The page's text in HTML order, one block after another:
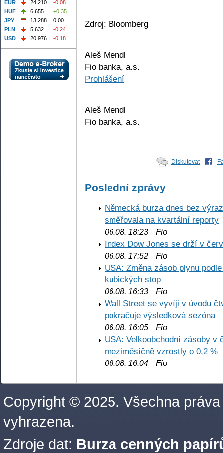
Zdroj: Bloomberg
Aleš Mendl
Fio banka, a.s.
Prohlášení
Aleš Mendl
Fio banka, a.s.
Diskutovat
Poslední zprávy
Německá burza dnes bez
směřovala na kvartální reporty
06.08. 18:23 Fio
Index Dow Jones se drží v
06.08. 17:52 Fio
USA: Změna zásob plynu
kubických stop
06.08. 16:33 Fio
Wall Street se vyvíji v úvodu
pokračuje výsledková sezóna
06.08. 16:05 Fio
USA: Velkoobchodní zásoby v
meziměsíčně vzrostly o 0,2 %
06.08. 16:04 Fio
EUR 24,210
-0,08
HUF
6,655
+0,35
JPY
13,288
0,00
PLN
5,632
-0,24
USD
20,976 -0,18
Copyright © 2025. Všechna práva
vyhrazena.
Zdroje dat: Burza cenných